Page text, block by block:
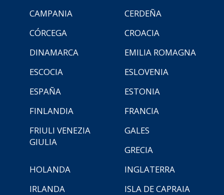
CAMPANIA
CERDEÑA
CÓRCEGA
CROACIA
DINAMARCA
EMILIA ROMAGNA
ESCOCIA
ESLOVENIA
ESPAÑA
ESTONIA
FINLANDIA
FRANCIA
FRIULI VENEZIA
GIULIA
GALES
GRECIA
HOLANDA
INGLATERRA
IRLANDA
ISLA DE CAPRAIA